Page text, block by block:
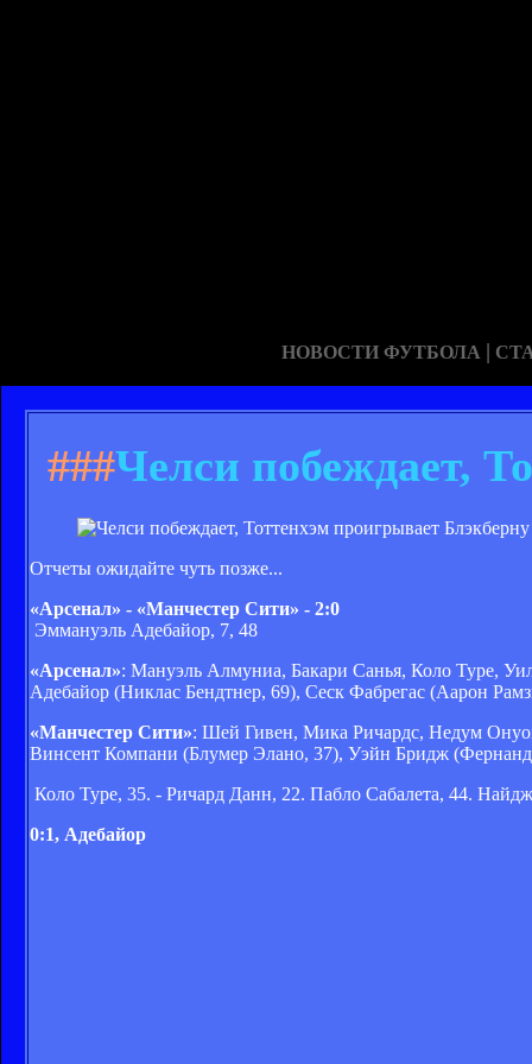
НОВОСТИ ФУТБОЛА |
###Челси побеждает,
Отчеты ожидайте чуть позже...
«Арсенал» - «Манчестер Сити» - 2:0
Эммануэль Адебайор, 7, 48
«Арсенал»: Мануэль Алмуниа, Бакари Санья, Коло Туре,
Адебайор (Никлас Бендтнер, 69), Сеск Фабрегас (Аарон
«Манчестер Сити»: Шей Гивен, Мика Ричардс, Недум
Винсент Компани (Блумер Элано, 37), Уэйн Бридж
Коло Туре, 35. - Ричард Данн, 22. Пабло Сабалета, 44.
0:1, Адебайор